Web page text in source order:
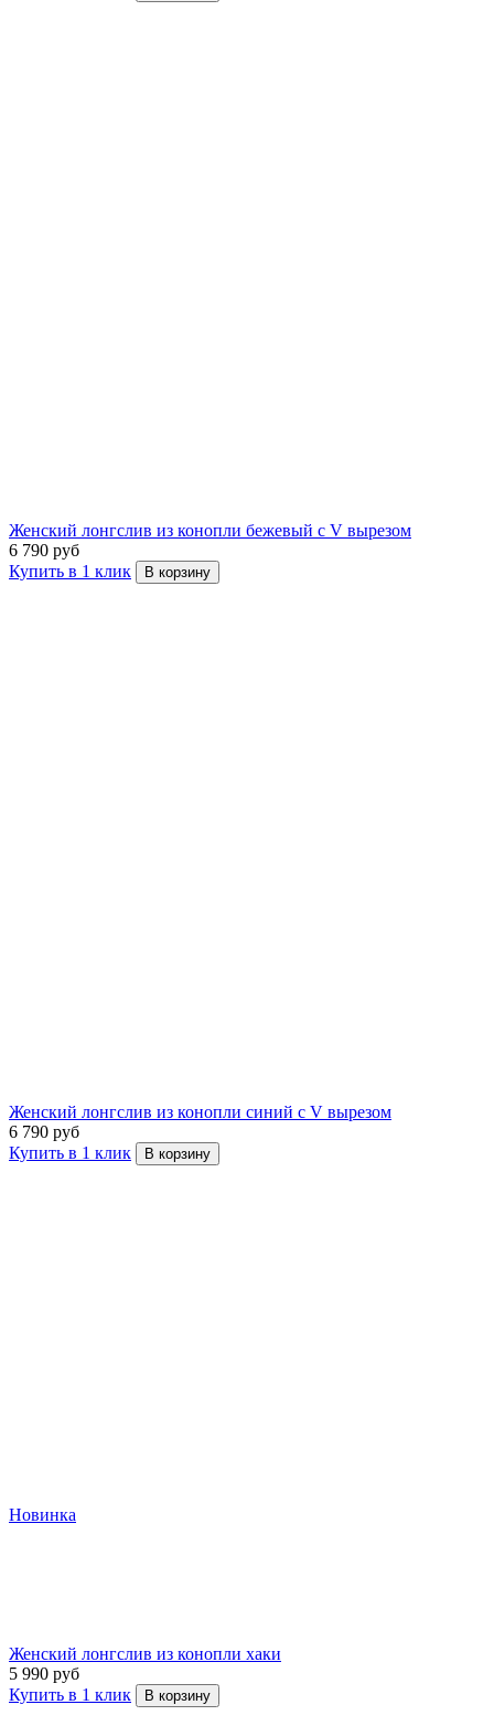
Женский лонгслив из конопли бежевый с V вырезом
6 790 руб
Купить в 1 клик
В корзину
Женский лонгслив из конопли синий с V вырезом
6 790 руб
Купить в 1 клик
В корзину
Новинка
Женский лонгслив из конопли хаки
5 990 руб
Купить в 1 клик
В корзину